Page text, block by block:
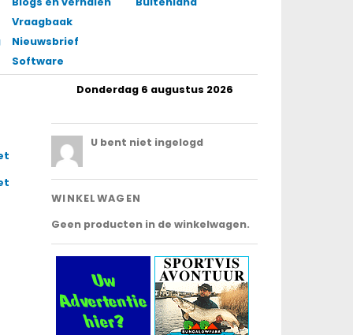
Vraagbaak
Nieuwsbrief
Software
Donderdag 6 augustus 2026
U bent niet ingelogd
WINKELWAGEN
Geen producten in de winkelwagen.